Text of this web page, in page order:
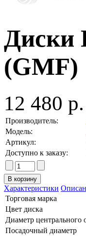
Диски
(GMF)
12 480 р.
Производитель:
Модель:
Артикул:
Доступно к заказу:
Характеристики
Торговая марка
Цвет диска
Диаметр центрального
Посадочный диаметр